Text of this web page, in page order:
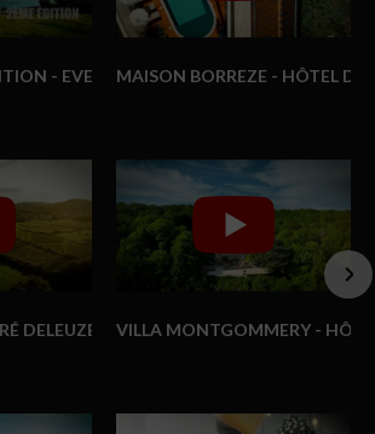
- EVENTMAISON BORREZE - HÔTEL DE
DELEUZE - MAISON D'HÔTES
VILLA MONTGOMMERY -